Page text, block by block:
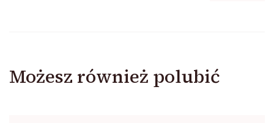
Możesz również polubić